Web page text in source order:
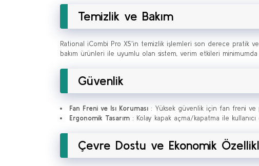
Temizlik ve Bakım
Rational iCombi Pro XS'in temizlik işlemleri son derece pratik
bakım ürünleri ile uyumlu olan sistem, verim etkileri
Güvenlik
Fan Freni ve Isı Koruması : Yüksek güvenlik için fan freni ve
Ergonomik Tasarım : Kolay kapak açma/kapatma ile
Çevre Dostu ve Ekonomik